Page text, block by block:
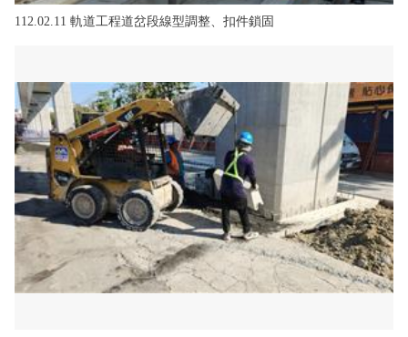
112.02.11 軌道工程道岔段線型調整、扣件鎖固